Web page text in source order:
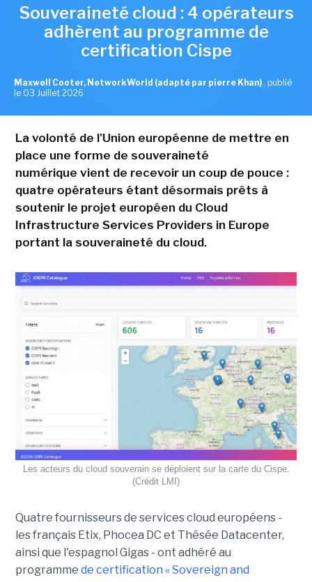
Souveraineté cloud : 4 opérateurs
adhèrent au programme de
certification Cispe
Maxwell Cooter, NetworkWorld (adapté par pierre Khan) , publié
le 03 Juillet 2026
La volonté de l'Union européenne de mettre en
place une forme de souveraineté
numérique vient de recevoir un coup de pouce :
quatre opérateurs étant désormais prêts à
soutenir le projet européen du Cloud
Infrastructure Services Providers in Europe
portant la souveraineté du cloud.
Les acteurs du cloud souverain se déploient sur la carte du Cispe.
(Crédit LMI)
Quatre fournisseurs de services cloud européens -
les français Etix, Phocea DC et Thésée Datacenter,
ainsi que l'espagnol Gigas - ont adhéré au
programme de certification « Sovereign and